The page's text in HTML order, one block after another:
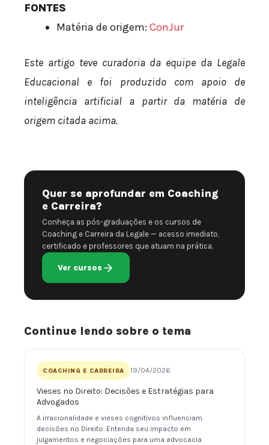
FONTES
Matéria de origem: ConJur
Este artigo teve curadoria da equipe da Legale
Educacional e foi produzido com apoio de
inteligência artificial a partir da matéria de
origem citada acima.
Quer se aprofundar em Coaching
e Carreira?
Conheça as pós-graduações e os cursos de
Coaching e Carreira da Legale — acesso imediato,
certificado e professores que atuam na prática.
Ver cursos
Continue lendo sobre o tema
COACHING E CARREIRA 19/04/2026
Vieses no Direito: Decisões e Estratégias para
Advogados
A irracionalidade e vieses cognitivos influenciam
decisões no Direito. Entenda seu impacto em
julgamentos e negociações para uma advocacia